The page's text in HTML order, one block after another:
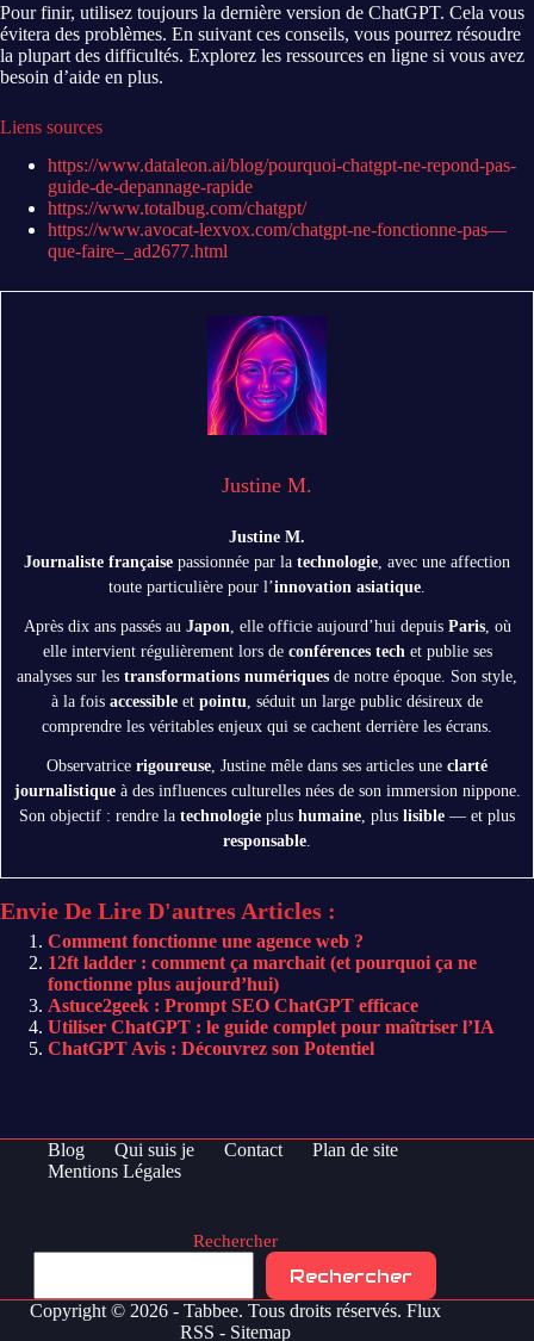
Pour finir, utilisez toujours la dernière version de ChatGPT. Cela vous
évitera des problèmes. En suivant ces conseils, vous pourrez résoudre
la plupart des difficultés. Explorez les ressources en ligne si vous avez
besoin d’aide en plus.
Liens sources
https://www.dataleon.ai/blog/pourquoi-chatgpt-ne-repond-pas-
guide-de-depannage-rapide
https://www.totalbug.com/chatgpt/
https://www.avocat-lexvox.com/chatgpt-ne-fonctionne-pas—
que-faire–_ad2677.html
Justine M.
Justine M.
Journaliste française passionnée par la technologie, avec une affection
toute particulière pour l’innovation asiatique.
Après dix ans passés au Japon, elle officie aujourd’hui depuis Paris, où
elle intervient régulièrement lors de conférences techet publie ses
analyses sur les transformations numériques de notre époque. Son style,
à la fois accessible et pointu, séduit un large public désireux de
comprendre les véritables enjeux qui se cachent derrière les écrans.
Observatrice rigoureuse, Justine mêle dans ses articles une clarté
journalistiqueà des influences culturelles nées de son immersion nippone.
Son objectif : rendre la technologie plus humaine, plus lisible — et plus
responsable.
Envie De Lire D'autres Articles :
Comment fonctionne une agence web ?
12ft ladder : comment ça marchait (et pourquoi ça ne
fonctionne plus aujourd’hui)
Astuce2geek : Prompt SEO ChatGPT efficace
Utiliser ChatGPT : le guide complet pour maîtriser l’IA
ChatGPT Avis : Découvrez son Potentiel
Blog Qui suis je Contact
Plan de site
Mentions Légales
Rechercher
Rechercher
Copyright © 2026 - Tabbee. Tous droits réservés. Flux
RSS - Sitemap